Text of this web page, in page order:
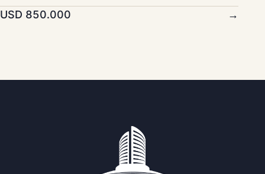
USD 850.000 →